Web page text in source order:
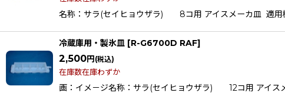
名称：サラ(セイヒョウザラ) 8コ用 アイスメーカ皿 適
冷蔵庫用・製氷皿 [R-G6700D RAF]
2,500円 (税込)
在庫数在庫わずか
画：イメ－ジ名称：サラ(セイヒョウザラ) 12コ用 アイ